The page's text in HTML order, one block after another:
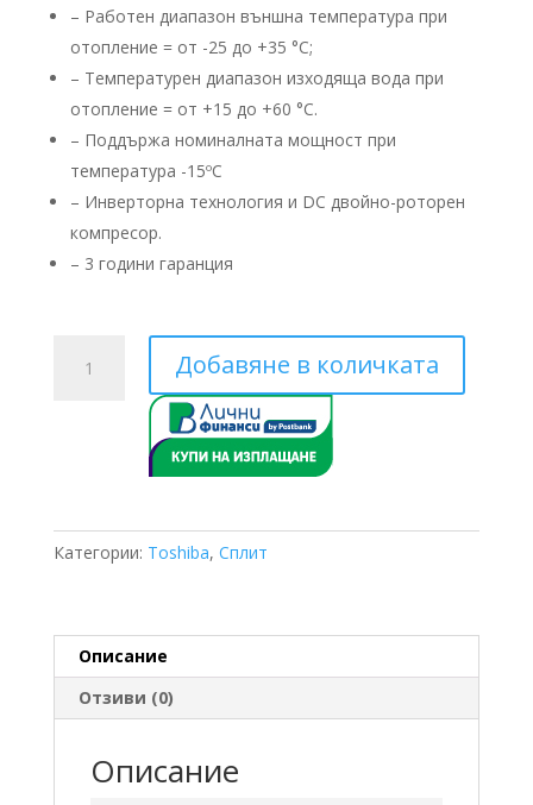
– Работен диапазон външна температура при
отопление = от -25 до +35 °C;
– Температурен диапазон изходяща вода при
отопление = от +15 до +60 °C.
– Поддържа номиналната мощност при
температура -15ºС
– ​Инверторна технология и DC двойно-роторен
компресор.
– 3 години гаранция
Добавяне в количката
Категории: Toshiba, Сплит
Описание
Отзиви (0)
Описание